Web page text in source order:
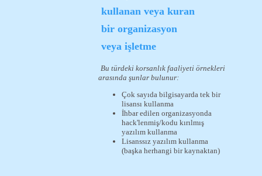
kullanan veya kuran
bir organizasyon
veya işletme
Bu türdeki korsanlık faaliyeti örnekleri
arasında şunlar bulunur:
Çok sayıda bilgisayarda tek bir
lisansı kullanma
İhbar edilen organizasyonda
hack'lenmiş/kodu kırılmış
yazılım kullanma
Lisanssız yazılım kullanma
(başka herhangi bir kaynaktan)